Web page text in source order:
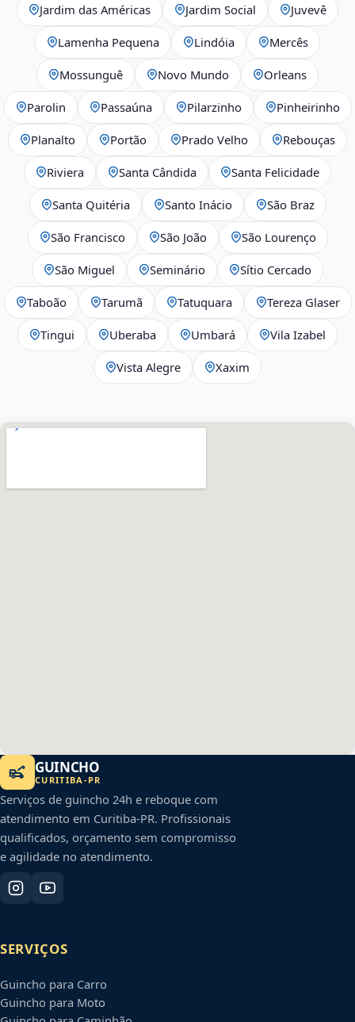
Jardim das Américas Jardim Social Juvevê
Lamenha Pequena Lindóia Mercês
Mossunguê Novo Mundo Orleans
Parolin Passaúna Pilarzinho Pinheirinho
Planalto Portão Prado Velho Rebouças
Riviera Santa Cândida Santa Felicidade
Santa Quitéria Santo Inácio São Braz
São Francisco São João São Lourenço
São Miguel Seminário Sítio Cercado
Taboão Tarumã Tatuquara Tereza Glaser
Tingui Uberaba Umbará Vila Izabel
Vista Alegre Xaxim
GUINCHO
CURITIBA -PR
Serviços de guincho 24h e reboque com
atendimento em Curitiba-PR. Profissionais
qualificados, orçamento sem compromisso
e agilidade no atendimento.
SERVIÇOS
Guincho para Carro
Guincho para Moto